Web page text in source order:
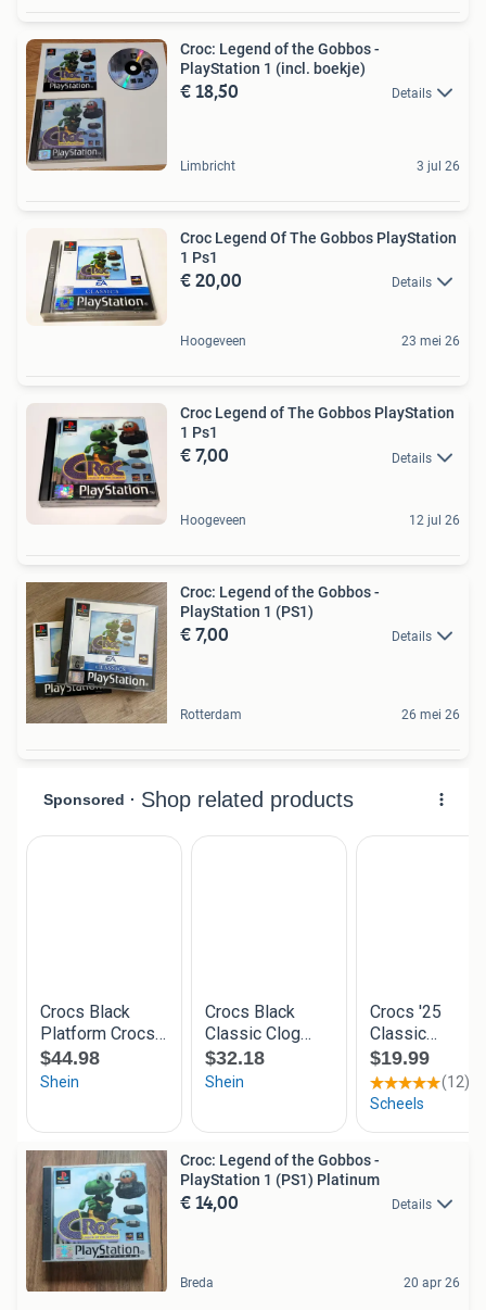
Croc: Legend of the Gobbos -
PlayStation 1 (incl. boekje)
€ 18,50 Details
Limbricht 3 jul 26
Croc Legend Of The Gobbos PlayStation
1 Ps1
€ 20,00 Details
Hoogeveen 23 mei 26
Croc Legend of The Gobbos PlayStation
1 Ps1
€ 7,00 Details
Hoogeveen 12 jul 26
Croc: Legend of the Gobbos -
PlayStation 1 (PS1)
€ 7,00 Details
Rotterdam 26 mei 26
Croc: Legend of the Gobbos -
PlayStation 1 (PS1) Platinum
€ 14,00 Details
Breda 20 apr 26